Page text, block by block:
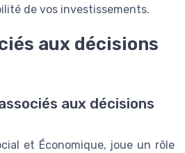
de vos investissements.
aux décisions
aux décisions
et Économique, joue un rôle